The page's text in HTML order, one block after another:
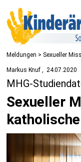
Meldungen > Sexueller
Markus Knuf 24.07.2020
MHG-
Sexueller